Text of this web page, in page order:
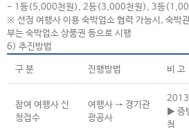
- 1등(5,000천원), 2등(3,000천원), 3등
※ 선정 여행사 이용 숙박업소 협력 가능시, 숙박
부는 숙박업소 상품권 등으로 시행
6) 추진방법
구 분 진행방법 비 고
참여 여행사 신
청접수
여행사 → 경기관
광공사
▶ 증
첨